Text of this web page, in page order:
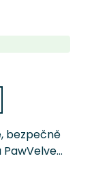
bezpečně
PawVelvet